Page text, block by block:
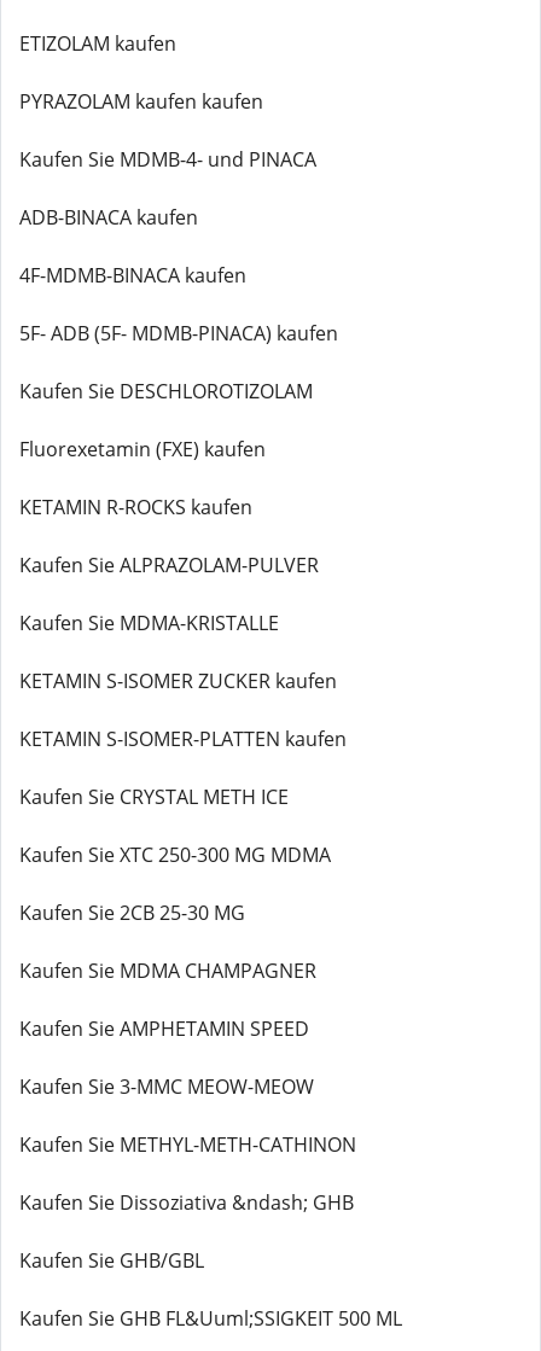
ETIZOLAM kaufen
PYRAZOLAM kaufen kaufen
Kaufen Sie MDMB-4- und PINACA
ADB-BINACA kaufen
4F-MDMB-BINACA kaufen
5F- ADB (5F- MDMB-PINACA) kaufen
Kaufen Sie DESCHLOROTIZOLAM
Fluorexetamin (FXE) kaufen
KETAMIN R-ROCKS kaufen
Kaufen Sie ALPRAZOLAM-PULVER
Kaufen Sie MDMA-KRISTALLE
KETAMIN S-ISOMER ZUCKER kaufen
KETAMIN S-ISOMER-PLATTEN kaufen
Kaufen Sie CRYSTAL METH ICE
Kaufen Sie XTC 250-300 MG MDMA
Kaufen Sie 2CB 25-30 MG
Kaufen Sie MDMA CHAMPAGNER
Kaufen Sie AMPHETAMIN SPEED
Kaufen Sie 3-MMC MEOW-MEOW
Kaufen Sie METHYL-METH-CATHINON
Kaufen Sie Dissoziativa &ndash; GHB
Kaufen Sie GHB/GBL
Kaufen Sie GHB FL&Uuml;SSIGKEIT 500 ML